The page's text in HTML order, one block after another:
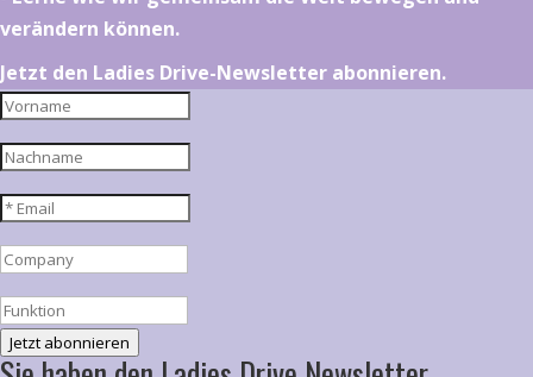
verändern können.
Jetzt den Ladies Drive-Newsletter abonnieren.
Jetzt abonnieren